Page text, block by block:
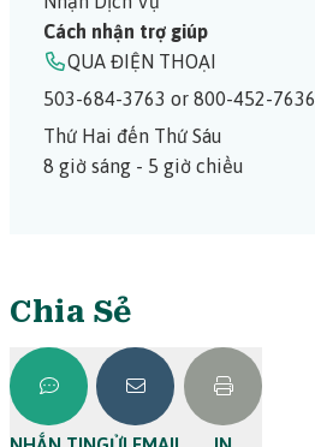
Cách nhận trợ giúp
QUA ĐIỆN THOẠI
503-684-3763 or 800-452-7636
Thứ Hai đến Thứ Sáu
8 giờ sáng - 5 giờ chiều
Chia Sẻ